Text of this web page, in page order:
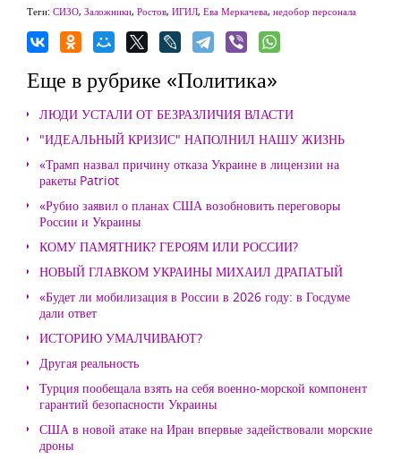
Теги: СИЗО, Заложники, Ростов, ИГИЛ, Ева Меркачева, недобор персонала
Еще в рубрике «Политика»
ЛЮДИ УСТАЛИ ОТ БЕЗРАЗЛИЧИЯ ВЛАСТИ
"ИДЕАЛЬНЫЙ КРИЗИС" НАПОЛНИЛ НАШУ ЖИЗНЬ
«Трамп назвал причину отказа Украине в лицензии на
ракеты Patriot
«Рубио заявил о планах США возобновить переговоры
России и Украины
КОМУ ПАМЯТНИК? ГЕРОЯМ ИЛИ РОССИИ?
НОВЫЙ ГЛАВКОМ УКРАИНЫ МИХАИЛ ДРАПАТЫЙ
«Будет ли мобилизация в России в 2026 году: в Госдуме
дали ответ
ИСТОРИЮ УМАЛЧИВАЮТ?
Другая реальность
Турция пообещала взять на себя военно-морской компонент
гарантий безопасности Украины
США в новой атаке на Иран впервые задействовали морские
дроны